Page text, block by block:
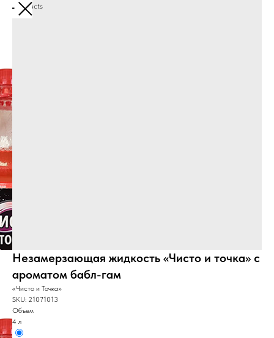
More products
Незамерзающая жидкость «Чисто и точка» с
ароматом бабл-гам
«Чисто и Точка»
SKU: 21071013
Объем
4 л